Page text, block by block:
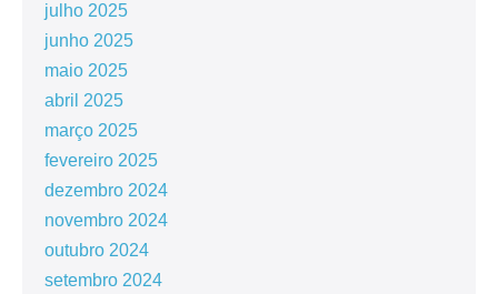
julho 2025
junho 2025
maio 2025
abril 2025
março 2025
fevereiro 2025
dezembro 2024
novembro 2024
outubro 2024
setembro 2024